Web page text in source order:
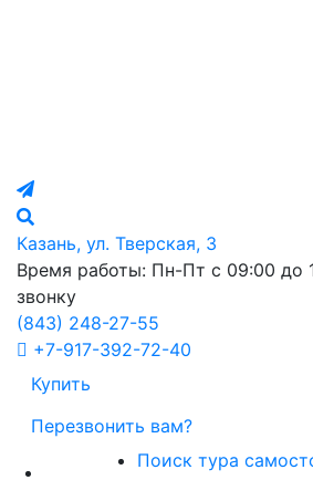
Казань, ул. Тверская, 3
Время работы: Пн-Пт с 09:00 до
звонку
(843) 248-27-55
+7-917-392-72-40
Купить
Перезвонить вам?
Поиск тура